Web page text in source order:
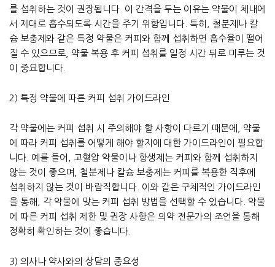
를 섭취하는 것이 권장됩니다. 이 간격을 두는 이유는 약물이 체내에
서 제대로 흡수되도록 시간을 주기 위함입니다. 특히, 철분제나 칼
슘 보충제와 같은 특정 약물은 커피와 함께 섭취하면 흡수율이 떨어
질 수 있으므로, 약물 복용 후 커피 섭취를 일정 시간 뒤로 미루는 것
이 중요합니다.
2) 특정 약물에 따른 커피 섭취 가이드라인
각 약물에는 커피 섭취 시 주의해야 할 사항이 다르기 때문에, 약물
에 따라 커피 섭취를 어떻게 해야 할지에 대한 가이드라인이 필요합
니다. 예를 들어, 고혈압 약물이나 항생제는 커피와 함께 섭취하지
않는 것이 좋으며, 철분제나 칼슘 보충제는 커피를 복용한 직후에
섭취하지 않는 것이 바람직합니다. 이와 같은 구체적인 가이드라인
을 통해, 각 약물에 맞는 커피 섭취 방법을 선택할 수 있습니다. 약물
에 따른 커피 섭취 제한 및 권장 사항은 의약 전문가의 조언을 통해
정확히 확인하는 것이 좋습니다.
3) 의사나 약사와의 상담의 중요성